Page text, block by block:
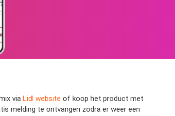
via Lidl website of koop het product met
melding te ontvangen zodra er weer een